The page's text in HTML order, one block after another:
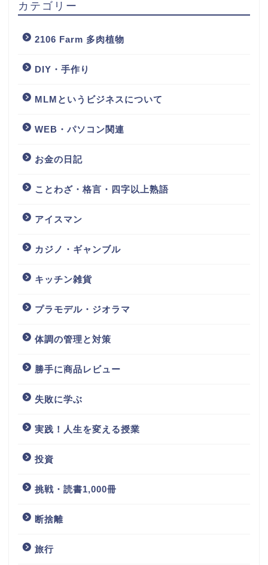
カテゴリー
2106 Farm 多肉植物
DIY・手作り
MLMというビジネスについて
WEB・パソコン関連
お金の日記
ことわざ・格言・四字以上熟語
アイスマン
カジノ・ギャンブル
キッチン雑貨
プラモデル・ジオラマ
体調の管理と対策
勝手に商品レビュー
失敗に学ぶ
実践！人生を変える授業
投資
挑戦・読書1,000冊
断捨離
旅行